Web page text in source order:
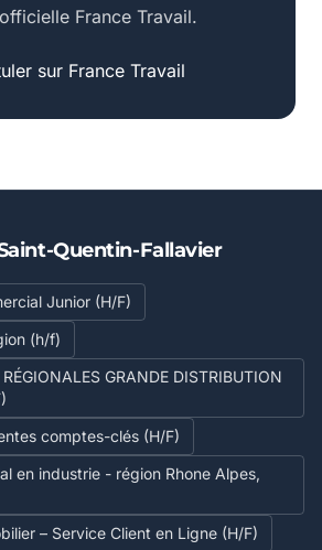
France Travail.
sur France Travail
Quentin-Fallavier
Junior (H/F)
(h/f)
GRANDE DISTRIBUTION
comptes-clés (H/F)
en industrie - région Rhone Alpes,
– Service Client en Ligne (H/F)